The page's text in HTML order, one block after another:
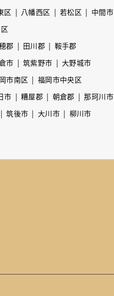
区 八幡西区 若松区
中間市
郡 田川郡
鞍手郡
市 筑紫野市
大野城市
市南区
福岡市中央区
市 糟屋郡 朝倉郡
那珂川市
筑後市 大川市
柳川市